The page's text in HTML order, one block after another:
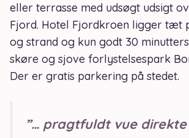
eller terrasse med udsøgt udsigt
Fjord. Hotel Fjordkroen ligger tæt
og strand og kun godt 30
skøre og sjove forlystelsespark
Der er gratis parkering på stedet.
”… pragtfuldt vue